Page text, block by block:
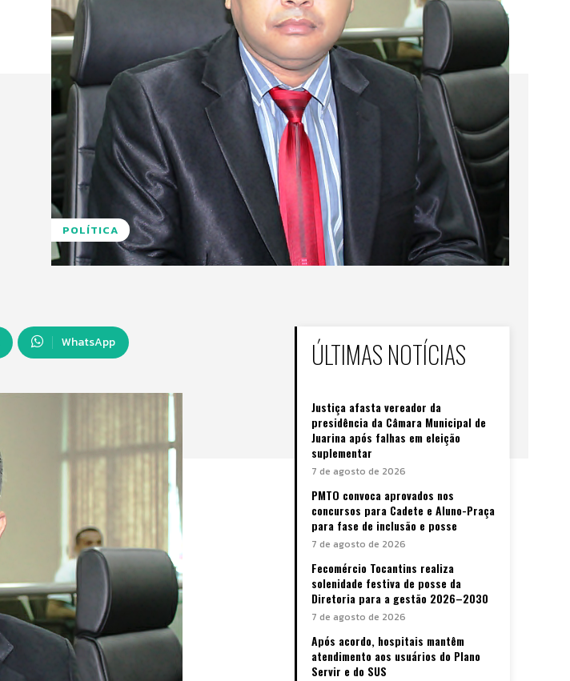
POLÍTICA
WhatsApp ÚLTIMAS NOTÍCIAS
Justiça afasta vereador da
presidência da Câmara Municipal de
Juarina após falhas em eleição
suplementar
7 de agosto de 2026
PMTO convoca aprovados nos
concursos para Cadete e Aluno-Praça
para fase de inclusão e posse
7 de agosto de 2026
Fecomércio Tocantins realiza
solenidade festiva de posse da
Diretoria para a gestão 2026–2030
7 de agosto de 2026
Após acordo, hospitais mantêm
atendimento aos usuários do Plano
Servir e do SUS